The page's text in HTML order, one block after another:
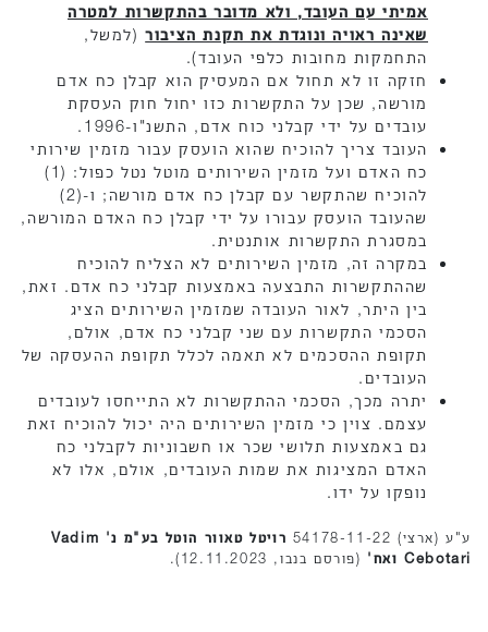
אמיתי עם העובד, ולא מדובר בהתקשרות למטרה
שאינה ראויה ונוגדת את תקנת הציבור(למשל,
התחמקות מחובות כלפי העובד).
חזקה זו לא תחול אם המעסיק הוא קבלן כח אדם
מורשה, שכן על התקשרות כזו יחול חוק העסקת
עובדים על ידי קבלני כוח אדם, התשנ"ו-1996.
העובד צריך להוכיח שהוא הועסק עבור מזמין שירותי
כח האדם ועל מזמין השירותים מוטל נטל כפול: (1)
להוכיח שהתקשר עם קבלן כח אדם מורשה; ו-(2)
שהעובד הועסק עבורו על ידי קבלן כח האדם המורשה,
במסגרת התקשרות אותנטית.
במקרה זה, מזמין השירותים לא הצליח להוכיח
שההתקשרות התבצעה באמצעות קבלני כח אדם. זאת,
בין היתר, לאור העובדה שמזמין השירותים הציג
הסכמי התקשרות עם שני קבלני כח אדם, אולם,
תקופת ההסכמים לא תאמה לכלל תקופת ההעסקה של
העובדים.
יתרה מכך, הסכמי ההתקשרות לא התייחסו לעובדים
עצמם. צוין כי מזמין השירותים היה יכול להוכיח זאת
גם באמצעות תלושי שכר או חשבוניות לקבלני כח
האדם המציגות את שמות העובדים, אולם, אלו לא
נופקו על ידו.
ע"ע (ארצי) 54178-11-22 רויטל טאוור הוטל בע"מ נ' Vadim
Cebotari ואח'
(פורסם בנבו, 12.11.2023).